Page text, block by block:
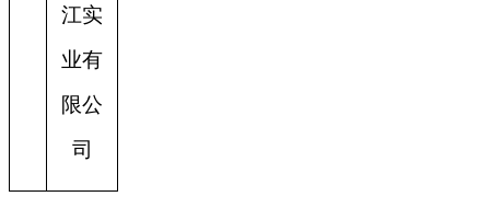
江实
业有
限公
司